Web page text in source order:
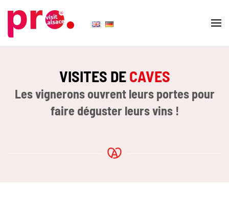
Skip to main content
VISITES DECAVES
Les vignerons ouvrent leurs portes pour
faire déguster leurs vins !